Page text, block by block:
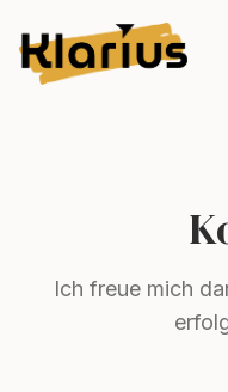
Ich freue mich